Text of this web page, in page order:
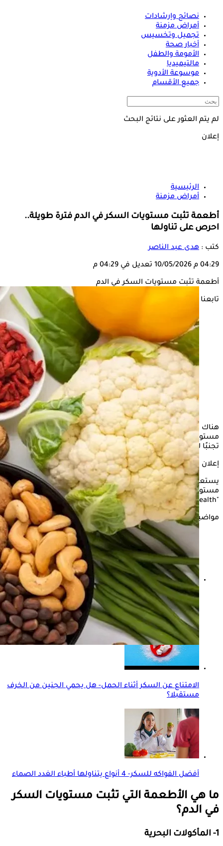
نصائح وإرشادات
أمراض مزمنة
تجميل وتخسيس
أخبار صحة
الأمومة والطفل
مالتيميديا
موسوعة الأدوية
جميع الأقسام
لم يتم العثور على نتائج البحث
إعلان
الرئيسية
أمراض مزمنة
أطعمة تثبت مستويات السكر في الدم فترة طويلة..
احرص على تناولها
كتب : هدى عبد الناصر
04:29 م 10/05/2026 تعديل في 04:29 م
أطعمة تثبت مستويات السكر في الدم
تابعنا على
هناك العديد من الأطعمة التي يساعد تناولها باستمرار في تثبيت
مستوياتالسكر
في الدم، ولكن يجب الحذر من الإفراط في تناولها
تجنبًا لأي مضاعفات صحية يمكن التعرض لها.
إعلان
يستعرض "الكونسلتو" في التقرير التالي أبرز الأطعمة التي تثبت
مستوياتالسكر في الدمفترة طويلة وفقًا لما ذكره موقع
"health".
مواضيع ذات صلة
للعلاج بالمجان.. د. أسامة حمدي يزف بشرى لمرضى
السمنة والسكري
الامتناع عن السكر أثناء الحمل- هل يحمي الجنين من الخرف
مستقبلا؟
أفضل الفواكه للسكر- 4 أنواع يتناولها أطباء الغدد الصماء
ما هي الأطعمة التي تثبت مستويات السكر
في الدم؟
1- المأكولات البحرية